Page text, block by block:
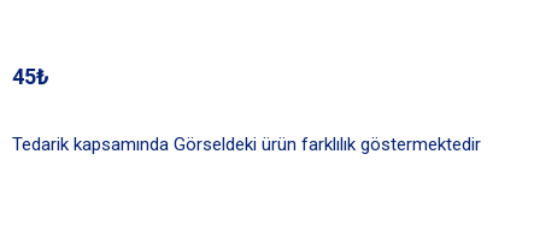
45₺
Tedarik kapsamında Görseldeki ürün farklılık göstermektedir